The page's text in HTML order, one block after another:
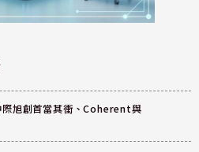
旭創首當其衝、Coherent與